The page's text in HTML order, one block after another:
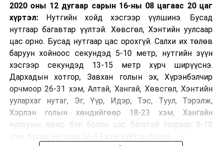
2020 оны 12 дугаар сарын 16-ны 08 цагаас 20 цаг
хүртэл:Нутгийн хойд хэсгээр үүлшинэ. Бусад
нутгаар багавтар үүлтэй. Хөвсгөл, Хэнтийн уулсаар
цас орно. Бусад нутгаар цас орохгүй. Салхи их төлөв
баруун хойноос секундэд 5-10 метр, нутгийн зүүн
хэсгээр секундэд 13-15 метр хүрч ширүүснэ.
Дархадын хотгор, Завхан голын эх, Хүрэнбэлчир
орчмоор 26-31 хэм, Алтай, Хангай, Хөвсгөл, Хэнтийн
уулархаг нутаг, Эг, Үүр, Идэр, Тэс, Туул, Тэрэлж,
Хэрлэн голын хөндийгөөр 18-23 хэм, Хангайн
нурууны өвөр бэл болон цас багатай газраар 5-10